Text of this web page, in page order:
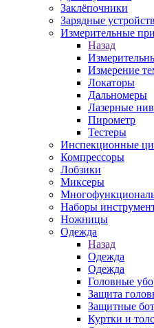
Заклёпочники
Зарядные
Измерительные
Назад
Измерение
Локаторы
Дальномеры
Лазерные
Пирометр
Тестеры
Инспекционные
Компрессоры
Лобзики
Миксеры
Наборы
Ножницы
Одежда
Назад
Одежда
Одежда
Головные
Защита
Защитные
Куртки и